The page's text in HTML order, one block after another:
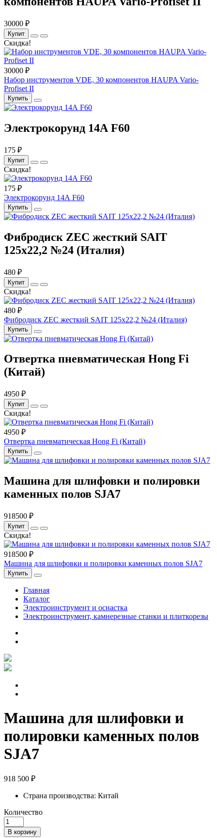
30000 ₽
Купит
Скидка!
30000 ₽
Набор инструментов VDE, 30 компонентов HAUPA Vario-
Profiset II
Купить
Электрокорунд 14А F60
175 ₽
Купит
Скидка!
175 ₽
Электрокорунд 14А F60
Купить
Фибродиск ZEC жесткий SAIT
125х22,2 №24 (Италия)
480 ₽
Купит
Скидка!
480 ₽
Фибродиск ZEC жесткий SAIT 125х22,2 №24 (Италия)
Купить
Отвертка пневматическая Hong Fi
(Китай)
4950 ₽
Купит
Скидка!
4950 ₽
Отвертка пневматическая Hong Fi (Китай)
Купить
Машина для шлифовки и полировки
каменных полов SJA7
918500 ₽
Купит
Скидка!
918500 ₽
Машина для шлифовки и полировки каменных полов SJA7
Купить
Главная
Каталог
Электроинструмент и оснастка
Электроинструмент, камнерезные станки и плиткорезы
Машина для шлифовки и
полировки каменных полов
SJA7
918 500 ₽
Страна производства: Китай
Количество
В корзину